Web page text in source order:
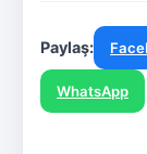
Paylaş:
WhatsApp